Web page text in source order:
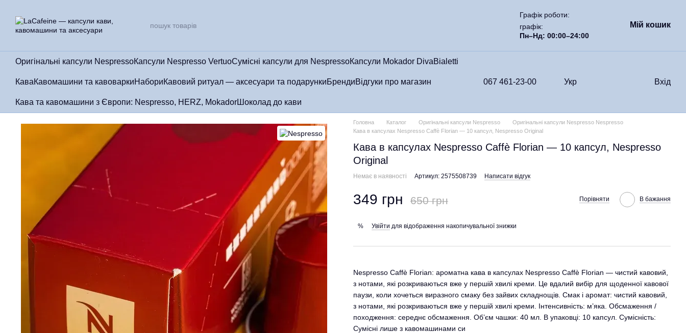
Графік роботи:
графік:
Пн–Нд: 00:00–24:00
Мій кошик
Оригінальні капсули NespressoКапсули Nespresso VertuoСумісні капсули для NespressoКапсули Mokador DivaBialetti
КаваКавомашини та кавоваркиНабориКавовий ритуал — аксесуари та подарункиБрендиВідгуки про магазин
Кава та кавомашини з Європи: Nespresso, HERZ, MokadorШоколад до кави
067 461-23-00 Укр Вхід
Головна Каталог Оригінальні капсули Nespresso
Оригінальні капсули Nespresso Nespresso
Кава в капсулах Nespresso Caffè Florian — 10 капсул, Nespresso Original
Кава в капсулах Nespresso Caffè Florian — 10 капсул, Nespresso
Original
Немає в наявності Артикул: 2575508739 Написати відгук
349 грн 650 грн Порівняти В бажання
% Увійти для відображення накопичувальної знижки
Nespresso Caffè Florian: ароматна кава в капсулах Nespresso Caffè Florian — чистий кавовий,
з нотами, які розкриваються вже у першій хвилі креми. Це вдалий вибір для щоденної кавової
паузи, коли хочеться виразного смаку без зайвих складнощів. Смак і аромат: чистий кавовий,
з нотами, які розкриваються вже у першій хвилі креми. Інтенсивність: м’яка. Обсмаження /
походження: середнє обсмаження. Об’єм чашки: 40 мл. В упаковці: 10 капсул. Сумісність:
Сумісні лише з кавомашинами си